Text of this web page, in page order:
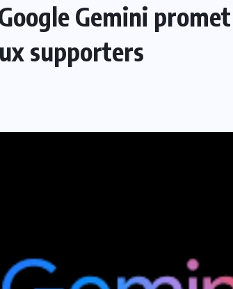
Gemini
supporters
s’offre
M€